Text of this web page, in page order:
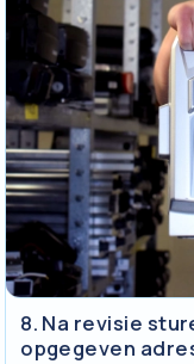
8. Na revisie
opgegeven